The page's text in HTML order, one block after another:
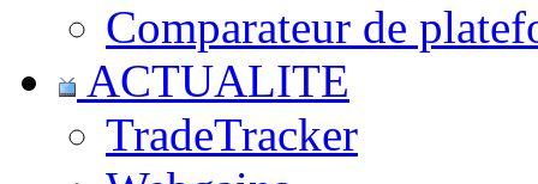
Comparateur de
ACTUALITE
TradeTracker